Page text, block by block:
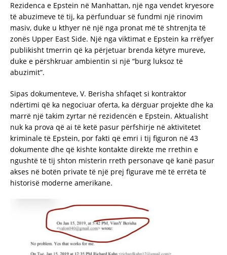
Rezidenca e Epstein në Manhattan, një nga vendet kryesore
të abuzimeve të tij, ka përfunduar së fundmi një rinovim
masiv, duke u kthyer në një nga pronat më të shtrenjta të
zonës Upper East Side. Një nga viktimat e Epstein ka rrëfyer
publikisht tmerrin që ka përjetuar brenda këtyre mureve,
duke e përshkruar ambientin si një “burg luksoz të
abuzimit”.
Sipas dokumenteve, V. Berisha shfaqet si kontraktor
ndërtimi që ka negociuar oferta, ka dërguar projekte dhe ka
marrë një takim zyrtar në rezidencën e Epstein. Aktualisht
nuk ka prova që ai të ketë pasur përfshirje në aktivitetet
kriminale të Epstein, por fakti që emri i tij figuron në 43
dokumente dhe që kishte kontakte direkte me rrethin e
ngushtë të tij shton misterin rreth personave që kanë pasur
akses në botën private të një prej figurave më të errëta të
historisë moderne amerikane.